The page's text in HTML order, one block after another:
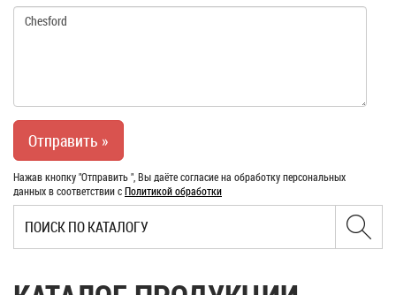
Нажав кнопку "Отправить ", Вы даёте согласие на обработку персональных
данных в соответствии сПолитикой обработки